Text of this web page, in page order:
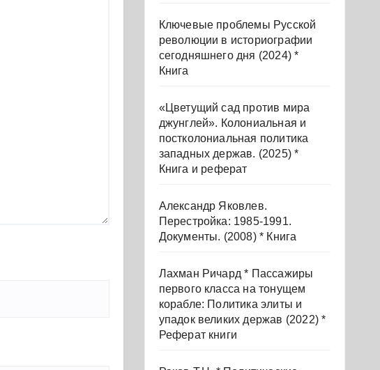
Ключевые проблемы Русской
революции в историографии
сегодняшнего дня (2024) *
Книга
«Цветущий сад против мира
джунглей». Колониальная и
постколониальная политика
западных держав. (2025) *
Книга и реферат
Александр Яковлев.
Перестройка: 1985-1991.
Документы. (2008) * Книга
Лахман Ричард * Пассажиры
первого класса на тонущем
корабле: Политика элиты и
упадок великих держав (2022) *
Реферат книги